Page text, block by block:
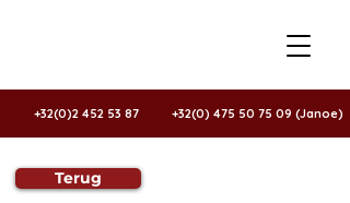
+32(0)2 452 53 87 +32(0) 475 50 75 09 (Janoe)
Terug